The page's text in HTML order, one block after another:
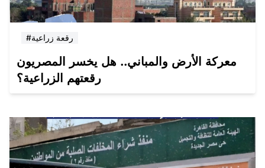
#رقعة زراعية
معركة الأرض والمباني.. هل يخسر المصريون
رقعتهم الزراعية؟